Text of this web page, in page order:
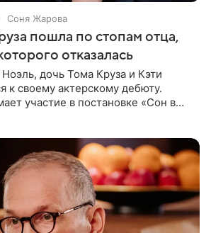
Соня Жарова
пошла по стопам отца,
отказалась
дочь Тома Круза и Кэти
к своему актерскому дебюту.
участие в постановке «Сон в